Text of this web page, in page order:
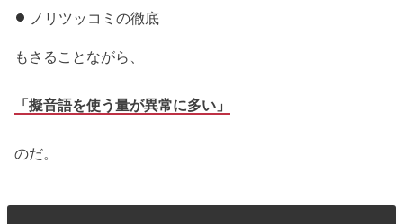
ノリツッコミの徹底
もさることながら、
「擬音語を使う量が異常に多い」
のだ。